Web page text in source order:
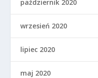
październik 2020
wrzesień 2020
lipiec 2020
maj 2020